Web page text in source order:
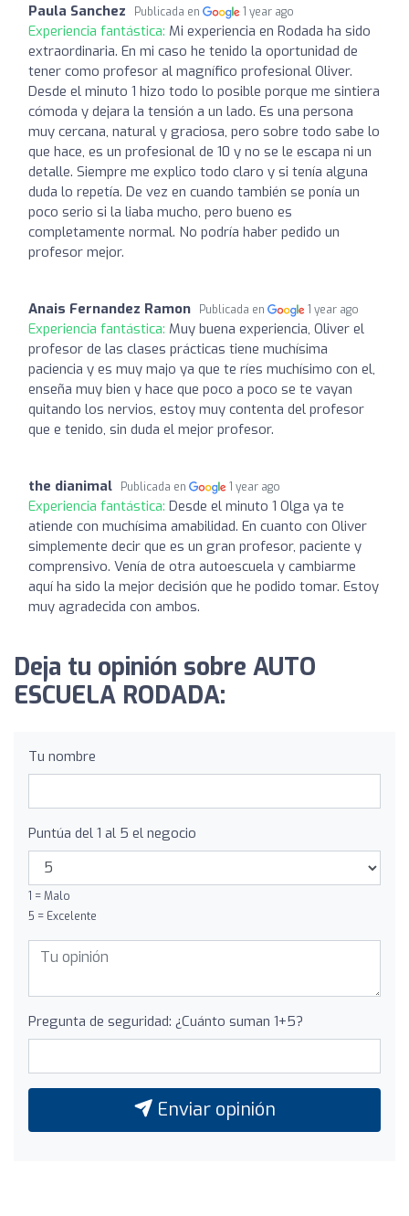
Paula Sanchez Publicada en 1 year ago
Experiencia fantástica: Mi experiencia en Rodada ha sido
extraordinaria. En mi caso he tenido la oportunidad de
tener como profesor al magnífico profesional Oliver.
Desde el minuto 1 hizo todo lo posible porque me sintiera
cómoda y dejara la tensión a un lado. Es una persona
muy cercana, natural y graciosa, pero sobre todo sabe lo
que hace, es un profesional de 10 y no se le escapa ni un
detalle. Siempre me explico todo claro y si tenía alguna
duda lo repetía. De vez en cuando también se ponía un
poco serio si la liaba mucho, pero bueno es
completamente normal. No podría haber pedido un
profesor mejor.
Anais Fernandez Ramon Publicada en 1 year ago
Experiencia fantástica: Muy buena experiencia, Oliver el
profesor de las clases prácticas tiene muchísima
paciencia y es muy majo ya que te ríes muchísimo con el,
enseña muy bien y hace que poco a poco se te vayan
quitando los nervios, estoy muy contenta del profesor
que e tenido, sin duda el mejor profesor.
the dianimal Publicada en 1 year ago
Experiencia fantástica: Desde el minuto 1 Olga ya te
atiende con muchísima amabilidad. En cuanto con Oliver
simplemente decir que es un gran profesor, paciente y
comprensivo. Venía de otra autoescuela y cambiarme
aquí ha sido la mejor decisión que he podido tomar. Estoy
muy agradecida con ambos.
Deja tu opinión sobre AUTO
ESCUELA RODADA:
Tu nombre
Puntúa del 1 al 5 el negocio
1 = Malo
5 = Excelente
Pregunta de seguridad: ¿Cuánto suman 1+5?
Enviar opinión